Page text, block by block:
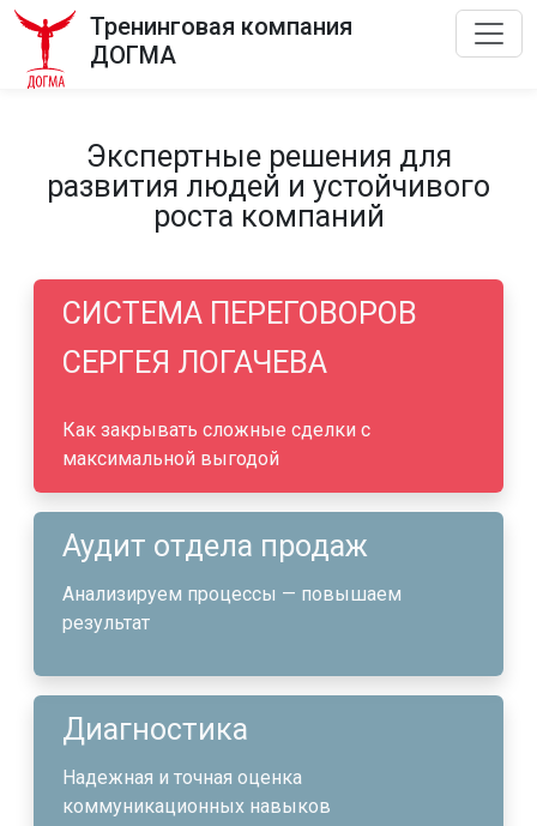
Тренинговая компания
ДОГМА
Экспертные решения для
развития людей и устойчивого
роста компаний
СИСТЕМА ПЕРЕГОВОРОВ
СЕРГЕЯ ЛОГАЧЕВА
Как закрывать сложные сделки с
максимальной выгодой
Аудит отдела продаж
Анализируем процессы — повышаем
результат
Диагностика
Надежная и точная оценка
коммуникационных навыков